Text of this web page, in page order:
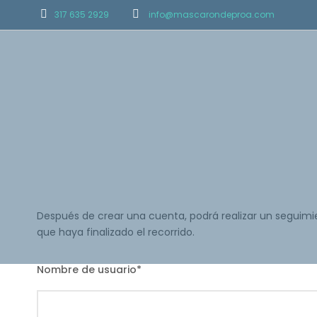
317 635 2929 info@mascarondeproa.com
Después de crear una cuenta, podrá realizar un
que haya finalizado el recorrido.
Nombre de usuario*